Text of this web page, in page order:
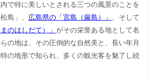
で特に美しいとされる三つの風景のことを
島」、 広島県の「宮島（厳島）」
、そして
のはしだて）」 がその栄誉ある地として名
の地は、その圧倒的な自然美と、長い年月
の地形で知られ、多くの観光客を魅了し続